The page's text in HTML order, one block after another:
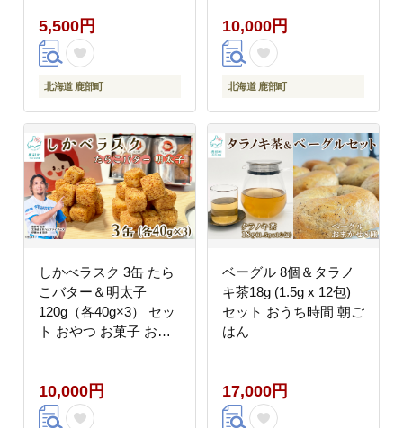
5,500円
北海道 鹿部町
10,000円
北海道 鹿部町
しかべラスク 3缶 たら
こバター＆明太子
120g（各40g×3） セッ
ト おやつ お菓子 おつ
10,000円
ベーグル 8個＆タラノ
キ茶18g (1.5g x 12包)
セット おうち時間 朝ご
はん
17,000円